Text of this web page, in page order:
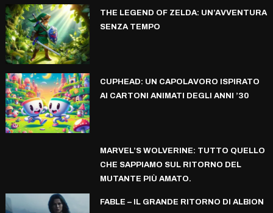
THE LEGEND OF ZELDA: UN’AVVENTURA
SENZA TEMPO
CUPHEAD: UN CAPOLAVORO ISPIRATO
AI CARTONI ANIMATI DEGLI ANNI ’30
MARVEL’S WOLVERINE: TUTTO QUELLO
CHE SAPPIAMO SUL RITORNO DEL
MUTANTE PIÙ AMATO.
FABLE – IL GRANDE RITORNO DI ALBION